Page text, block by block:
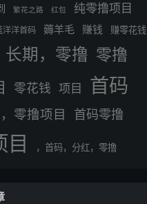
繁花之路 红包 纯零撸项目
洋洋首码 薅羊毛 赚钱 赚零花钱
长期，零撸 零撸
零花钱 项目 首码
零撸项目 首码零撸
目 ，首码，分红，零撸